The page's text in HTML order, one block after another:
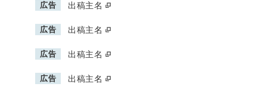
広告 出稿主名
広告 出稿主名
広告 出稿主名
広告 出稿主名